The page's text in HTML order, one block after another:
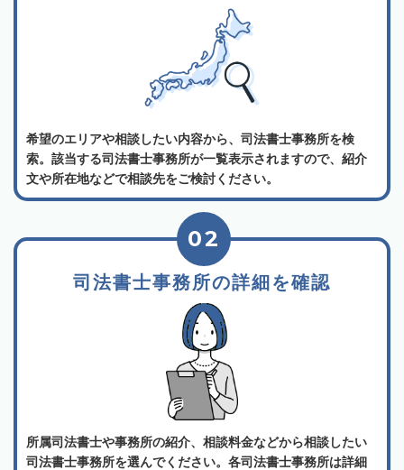
希望のエリアや相談したい内容から、司法書士事務所を検
索。該当する司法書士事務所が一覧表示されますので、紹介
文や所在地などで相談先をご検討ください。
司法書士事務所の詳細を確認
02
所属司法書士や事務所の紹介、相談料金などから相談したい
司法書士事務所を選んでください。各司法書士事務所は詳細